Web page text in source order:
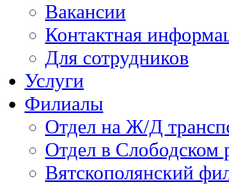
Вакансии
Контактная
Для сотрудников
Услуги
Филиалы
Отдел на Ж/Д
Отдел в Слободском
Вятскополянский